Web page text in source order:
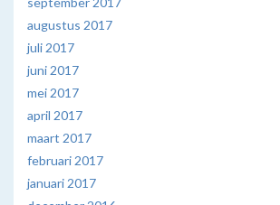
augustus 2017
juli 2017
juni 2017
mei 2017
april 2017
maart 2017
februari 2017
januari 2017